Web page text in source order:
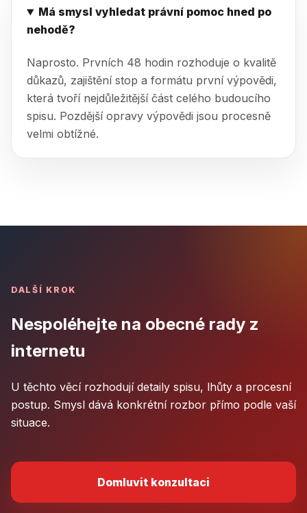
Má smysl vyhledat právní pomoc hned po
nehodě?
Naprosto. Prvních 48 hodin rozhoduje o kvalitě
důkazů, zajištění stop a formátu první výpovědi,
která tvoří nejdůležitější část celého budoucího
spisu. Pozdější opravy výpovědi jsou procesně
velmi obtížné.
DALŠÍ KROK
Nespoléhejte na obecné rady z
internetu
U těchto věcí rozhodují detaily spisu, lhůty a procesní
postup. Smysl dává konkrétní rozbor přímo podle vaší
situace.
Domluvit konzultaci